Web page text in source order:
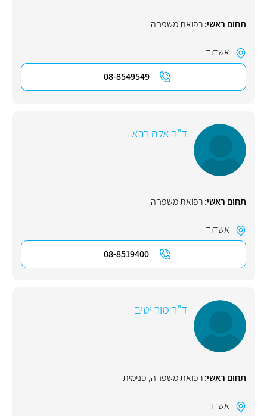
תחום ראשי:רפואת משפחה
אשדוד
08-8549549
ד"ר אלה רבא
תחום ראשי:רפואת משפחה
אשדוד
08-8519400
ד"ר מור יטיב
תחום ראשי:רפואת משפחה, פנימית
אשדוד